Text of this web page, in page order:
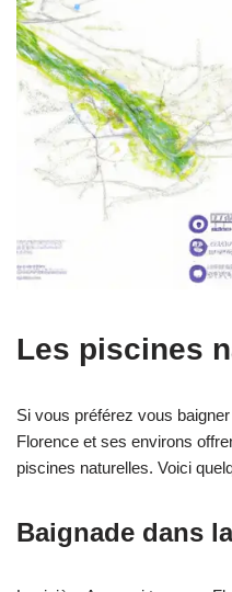
Les piscines
Si vous préférez vous
Florence et ses environs
piscines naturelles. Voici
Baignade dans